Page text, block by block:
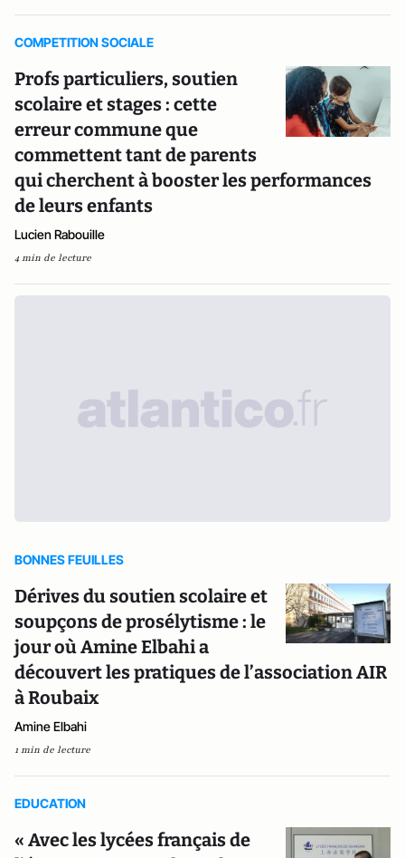
COMPETITION SOCIALE
Profs particuliers, soutien
scolaire et stages : cette
erreur commune que
commettent tant de parents
qui cherchent à booster les performances
de leurs enfants
Lucien Rabouille
4 min de lecture
BONNES FEUILLES
Dérives du soutien scolaire et
soupçons de prosélytisme : le
jour où Amine Elbahi a
découvert les pratiques de l’association AIR
à Roubaix
Amine Elbahi
1 min de lecture
EDUCATION
« Avec les lycées français de